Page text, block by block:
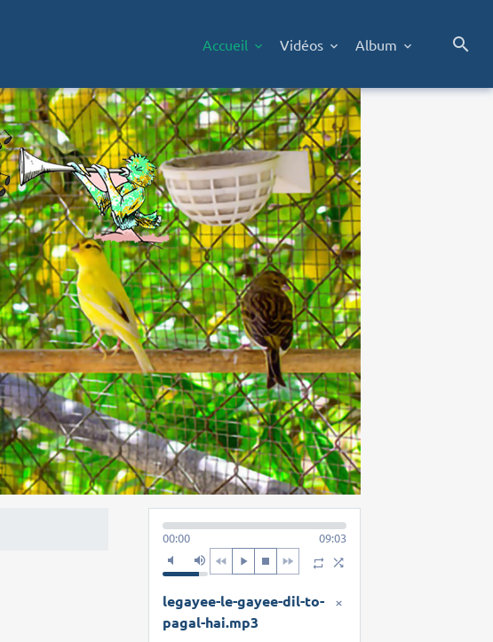
Accueil Vidéos Album
00:00 09:03
×
legayee-le-gayee-dil-to-
pagal-hai.mp3